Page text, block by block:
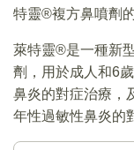
特靈®複方鼻噴劑
萊特靈®是一種新
劑，用於成人和6
鼻炎的對症治療，
年性過敏性鼻炎的